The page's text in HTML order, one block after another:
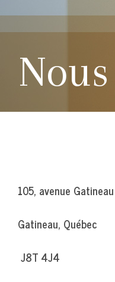
105, avenue Gatineau
Gatineau, Québec
J8T 4J4